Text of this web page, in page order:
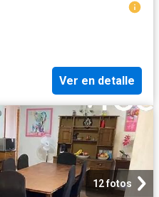
Ver en detalle
12 fotos